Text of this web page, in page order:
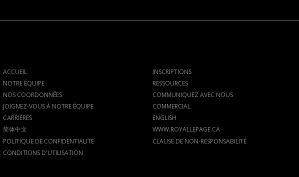
ACCUEIL
INSCRIPTIONS
NOTRE ÉQUIPE
RESSOURCES
NOS COORDONNÉES
COMMUNIQUEZ AVEC NOUS
JOIGNEZ-VOUS À NOTRE ÉQUIPE
COMMERCIAL
CARRIÈRES
ENGLISH
简体中文
WWW.ROYALLEPAGE.CA
POLITIQUE DE CONFIDENTIALITÉ
CLAUSE DE NON-RESPONSABILITÉ
CONDITIONS D'UTILISATION